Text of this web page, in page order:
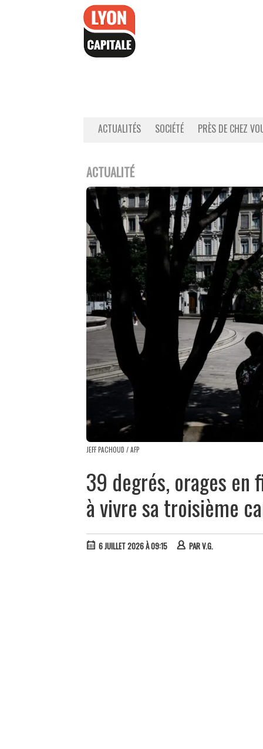
ACTUALITÉS SOCIÉTÉ PRÈS DE CHEZ
ACTUALITÉ
JEFF PACHOUD / AFP
39 degrés, orages en
à vivre sa troisième
6 JUILLET 2026 À 09:15 PARV.G.